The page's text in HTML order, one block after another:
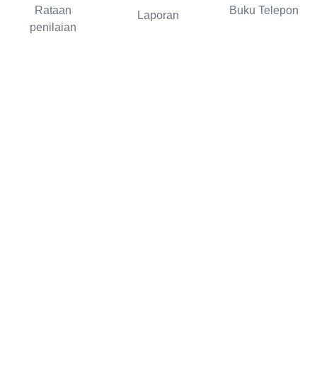
Rataan
penilaian
Laporan Buku Telepon